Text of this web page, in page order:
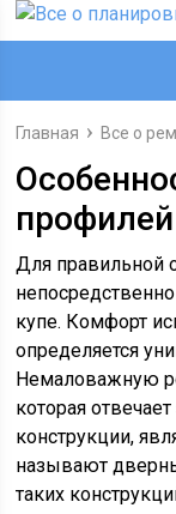
Главная Все о
профилей
Для правильной
купе. Комфорт
определяется
Немаловажную
которая
конструкции,
называют
таких